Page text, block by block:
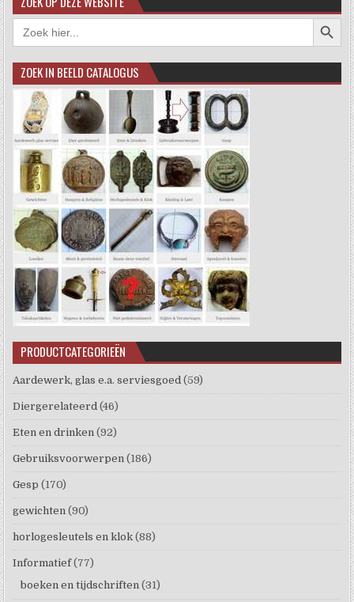
Zoek
naar:
ZOEK IN BEELD CATALOGUS
PRODUCTCATEGORIEËN
Aardewerk, glas e.a. serviesgoed (59)
Diergerelateerd (46)
Eten en drinken (92)
Gebruiksvoorwerpen (186)
Gesp (170)
gewichten (90)
horlogesleutels en klok (88)
Informatief (77)
boeken en tijdschriften (31)